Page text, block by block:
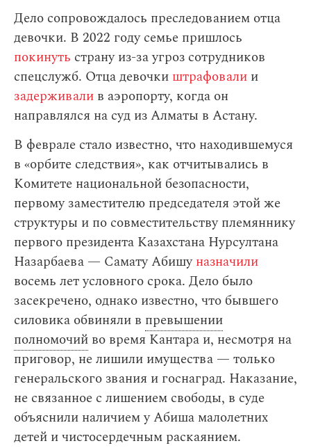
Дело сопровождалось преследованием отца
девочки. В 2022 году семье пришлось
покинуть страну из-за угроз сотрудников
спецслужб. Отца девочки штрафовали и
задерживали в аэропорту, когда он
направлялся на суд из Алматы в Астану.
В феврале стало известно, что находившемуся
в «орбите следствия», как отчитывались в
Комитете национальной безопасности,
первому заместителю председателя этой же
структуры и по совместительству племяннику
первого президента Казахстана Нурсултана
Назарбаева — Самату Абишуназначили
восемь лет условного срока. Дело было
засекречено, однако известно, что бывшего
силовика обвиняли в превышении
полномочий во время Кантара и, несмотря на
приговор, не лишили имущества — только
генеральского звания и госнаград. Наказание,
не связанное с лишением свободы, в суде
объяснили наличием у Абиша малолетних
детей и чистосердечным раскаянием.